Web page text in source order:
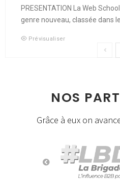
PRESENTATION La Web
genre nouveau, classée dans
Prévisualiser
NOS
Grâce à eux on